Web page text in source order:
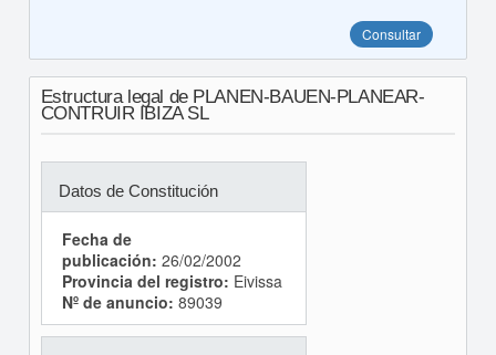
Consultar
Estructura legal de PLANEN-BAUEN-PLANEAR-
CONTRUIR IBIZA SL
Datos de Constitución
Fecha de
publicación: 26/02/2002
Provincia del registro: Eivissa
Nº de anuncio: 89039